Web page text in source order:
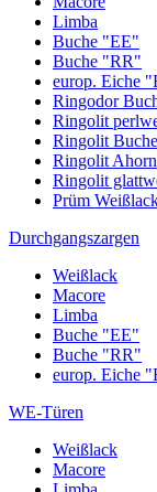
Limba
Buche "EE"
Buche "RR"
europ. Eiche
Ringodor
Ringolit
Ringolit
Ringolit Ahorn
Ringolit
Prüm
Durchgangszargen
Weißlack
Macore
Limba
Buche "EE"
Buche "RR"
europ. Eiche
WE-Türen
Weißlack
Macore